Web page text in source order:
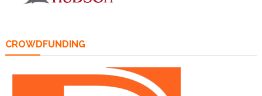
CROWDFUNDING